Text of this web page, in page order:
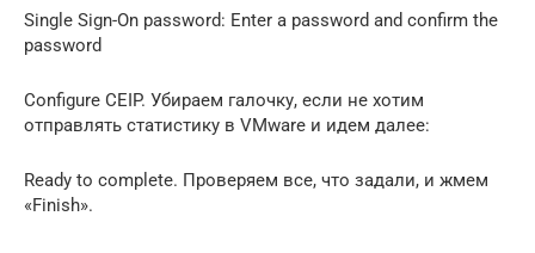
Single Sign-On password: Enter a password and confirm the
password
Configure CEIP. Убираем галочку, если не хотим
отправлять статистику в VMware и идем далее:
Ready to complete. Проверяем все, что задали, и жмем
«Finish».